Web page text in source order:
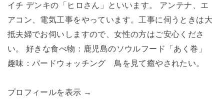
イチ デンキの「ヒロさん」といいます。 アンテナ、エ
アコン、電気工事をやっています。工事に伺うときは大
抵夫婦でお伺いしますので、女性の方はご安心くださ
い。 好きな食べ物：鹿児島のソウルフード「あく巻」
趣味：バードウォッチング 鳥を見て癒やされたい。
プロフィールを表示 →